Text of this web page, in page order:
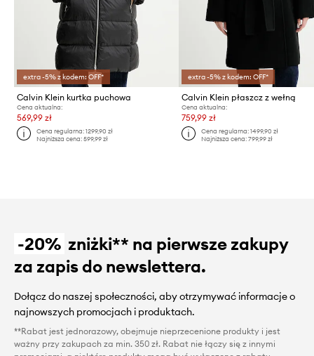
extra -5% z kodem: OFF*
Calvin Klein kurtka puchowa
Cena aktualna:
569,99 zł
Cena regularna:1299,90 zł
Najniższa cena:599,99 zł
extra -5% z kodem: OFF*
Calvin Klein płaszcz z wełną
Cena aktualna:
759,99 zł
Cena regularna: 1499,90 zł
Najniższa cena: 799,99 zł
-20% zniżki** na pierwsze zakupy
za zapis do newslettera.
Dołącz do naszej społeczności, aby otrzymywać informacje o
najnowszych promocjach i produktach.
**Rabat jest jednorazowy, obejmuje nieprzecenione produkty i jest
ważny przy zakupach za min. 350 zł. Rabat nie łączy się z innymi